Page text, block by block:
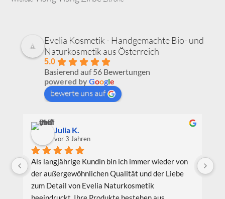
Evelia Kosmetik - Handgemachte Bio- und
Naturkosmetik aus Österreich
5.0
Basierend auf 56 Bewertungen
powered byGoogle
bewerte uns auf
Julia K.
vor 3 Jahren
Als langjährige Kundin bin ich immer wieder von
der außergewöhnlichen Qualität und der Liebe
zum Detail von Evelia Naturkosmetik